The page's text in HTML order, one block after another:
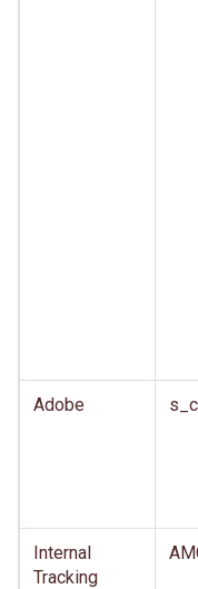
Adobe
Internal
Tracking